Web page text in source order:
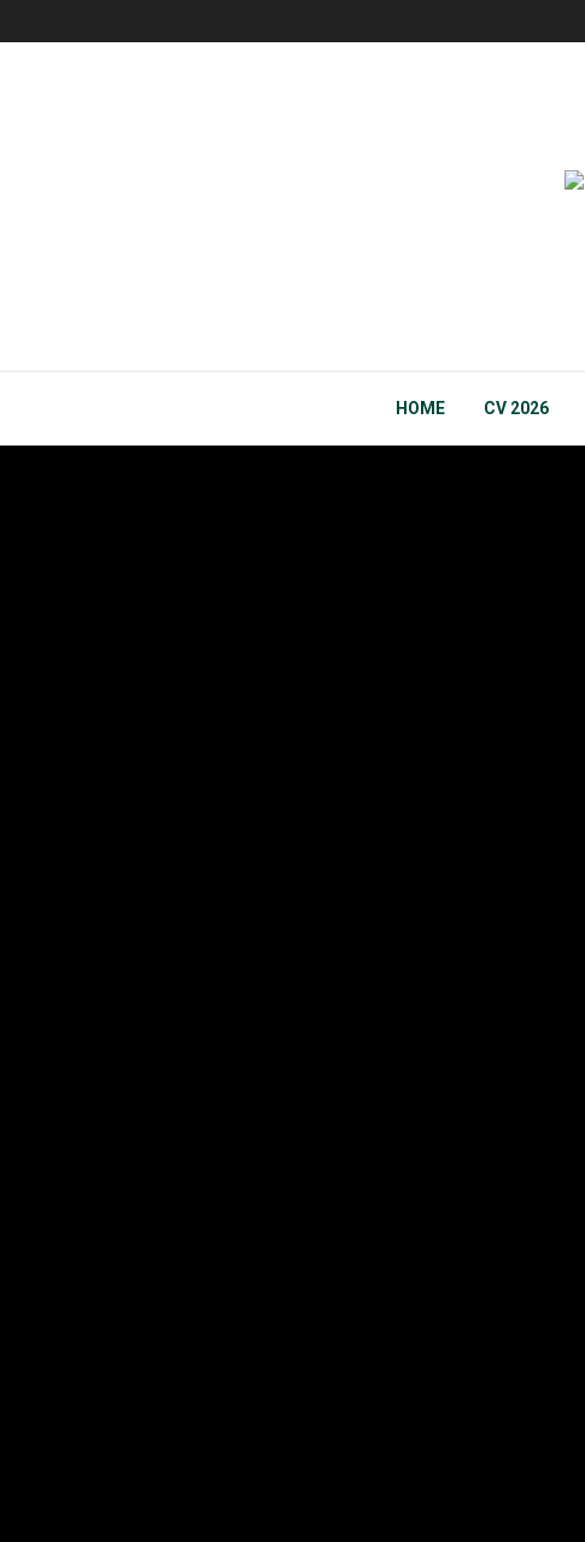
HOME CV 2026